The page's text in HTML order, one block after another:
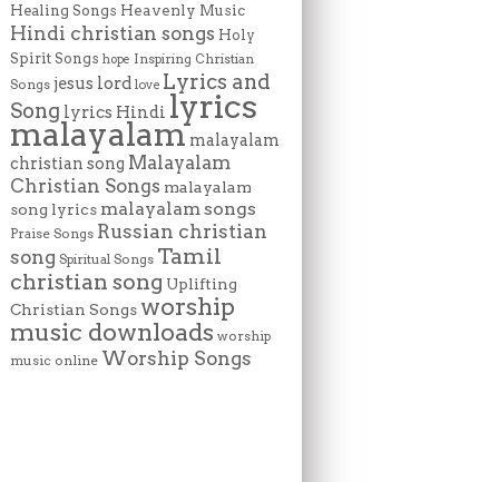
Healing Songs Heavenly Music
Hindi christian songs Holy
Spirit Songs hope Inspiring Christian
Songs jesus lord love Lyrics and
Song lyrics Hindi lyrics
malayalam malayalam
christian song Malayalam
Christian Songs malayalam
song lyrics malayalam songs
Praise Songs Russian christian
song Spiritual Songs Tamil
christian song Uplifting
Christian Songs worship
music downloads worship
music online Worship Songs